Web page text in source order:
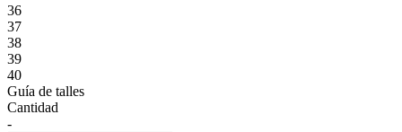
36
37
38
39
40
Guía de talles
Cantidad
-